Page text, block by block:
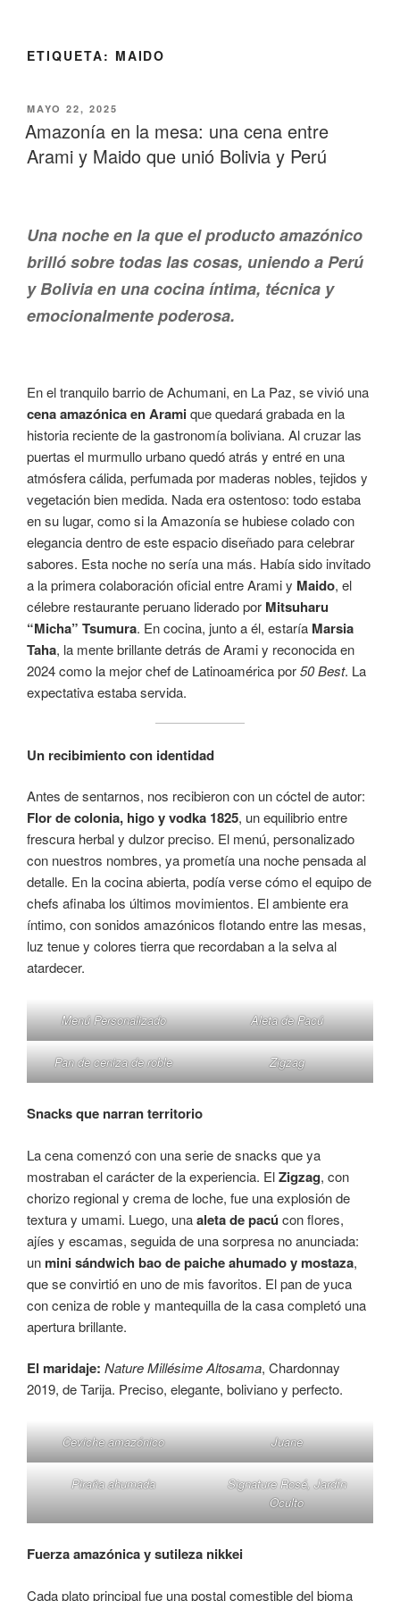
ETIQUETA: MAIDO
MAYO 22, 2025
Amazonía en la mesa: una cena entre
Arami y Maido que unió Bolivia y Perú
Una noche en la que el producto amazónico
brilló sobre todas las cosas, uniendo a Perú
y Bolivia en una cocina íntima, técnica y
emocionalmente poderosa.
En el tranquilo barrio de Achumani, en La Paz, se vivió una
cena amazónica en Aramique quedará grabada en la
historia reciente de la gastronomía boliviana. Al cruzar las
puertas el murmullo urbano quedó atrás y entré en una
atmósfera cálida, perfumada por maderas nobles, tejidos y
vegetación bien medida. Nada era ostentoso: todo estaba
en su lugar, como si la Amazonía se hubiese colado con
elegancia dentro de este espacio diseñado para celebrar
sabores. Esta noche no sería una más. Había sido invitado
a la primera colaboración oficial entre Arami y Maido, el
célebre restaurante peruano liderado por Mitsuharu
“Micha” Tsumura. En cocina, junto a él, estaría Marsia
Taha, la mente brillante detrás de Arami y reconocida en
2024 como la mejor chef de Latinoamérica por50 Best. La
expectativa estaba servida.
Un recibimiento con identidad
Antes de sentarnos, nos recibieron con un cóctel de autor:
Flor de colonia, higo y vodka 1825, un equilibrio entre
frescura herbal y dulzor preciso. El menú, personalizado
con nuestros nombres, ya prometía una noche pensada al
detalle. En la cocina abierta, podía verse cómo el equipo de
chefs afinaba los últimos movimientos. El ambiente era
íntimo, con sonidos amazónicos flotando entre las mesas,
luz tenue y colores tierra que recordaban a la selva al
atardecer.
Menú Personalizado Aleta de Pacú
Pan de ceniza de roble Zigzag
Snacks que narran territorio
La cena comenzó con una serie de snacks que ya
mostraban el carácter de la experiencia. ElZigzag, con
chorizo regional y crema de loche, fue una explosión de
textura y umami. Luego, unaaleta de pacú con flores,
ajíes y escamas, seguida de una sorpresa no anunciada:
un mini sándwich bao de paiche ahumado y mostaza,
que se convirtió en uno de mis favoritos. El pan de yuca
con ceniza de roble y mantequilla de la casa completó una
apertura brillante.
El maridaje: Nature Millésime Altosama, Chardonnay
2019, de Tarija. Preciso, elegante, boliviano y perfecto.
Ceviche amazónico Juane
Piraña ahumada
Signature Rosé, Jardín
Oculto
Fuerza amazónica y sutileza nikkei
Cada plato principal fue una postal comestible del bioma